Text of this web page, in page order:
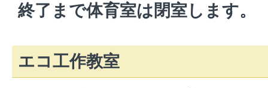
終了まで体育室は閉室します。
エコ工作教室